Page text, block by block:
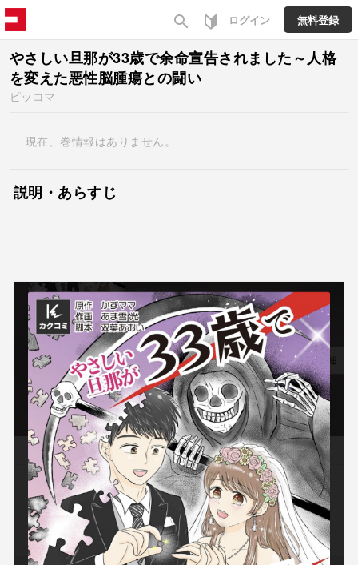
search ログイン 無料登録
やさしい旦那が33歳で余命宣告されました～人格
を変えた悪性脳腫瘍との闘い
ピッコマ
現在、巻情報はありません。
説明・あらすじ